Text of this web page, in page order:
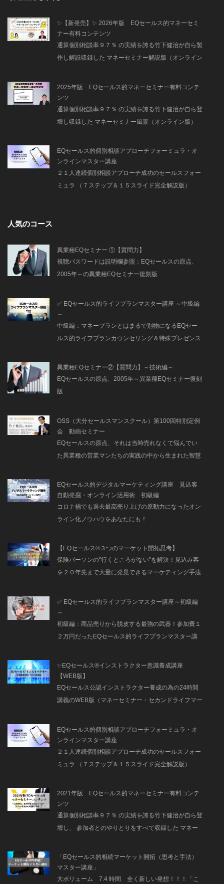
✨【新発売】✨ 2026年版 EQセールス的マネーセミ
ナー有料コンテンツ
通算個別相談率９７％ の実績を誇る竹下健治が自ら製
作し解説収録した マネーセミナー解説版（オンライン
2025年版 EQセールス的マネーセミナー有料コンテ
ンツ
通算個別相談率９７％ の実績を誇る竹下健治が自ら登
壇し収録した マネーセミナー風景（オンライン版）
EQセールス的個別相談アプローチフォーミュラ・オ
ンラインマスター講座
２１人連続個別相談アプローチ成功のセールスフォー
ミュラ （７ステップ＆１５スライド完全解説版）
人気のコース
異業種EQセミナー ①【質問力】
視聴パスワードは説明欄参照：EQセールスの原点、
2005年～の異業種EQセミナー復刻版
✅ EQセールス的ライフプランマスター講座 ～中級編
～
中級編：マネープランとはまるで別物になるEQセー
ルス的ライフプランカウンセリング＆特殊プレゼンス
ンマーケティングを使った自動化の秘密も解説！
異業種EQセミナー②【質問力】～技術編～
EQセールスの原点、2005年～異業種EQセミナー復刻
版
OSS（大分セールスマンスクール）第100回特別定例
会 動画セミナー
EQセールスの原点、それは当時売れなくて悩んでい
た異業種の営業マンたちの実践の中から生まれた智慧
EQセールス的デジタルマーケティング講座 見込客
自動発掘・オンライン活用術 初級編
コロナ禍でも過去最高売り上げの原動力になったオン
ライン化ノウハウをあなたにも！
【EQセールス®３つのマーケット開拓思考】
保険パーソンの”行くところがない”を解決！見込み客
を２０年先まで大量に発見できるマーケティング手法
✅ EQセールス的ライフプランマスター講座～初級編
～
初級編：商品売りから脱皮する最強の武器！参加費１
２万円だったEQセールス的ライフプランマスター講
✨EQセールス®インストラクター意識養成講座
【WEB版】
EQセールス公認インストラクター養成の為の24時間
講義のWEB版（マネーセミナー・セカンドライフマー
EQセールス的個別相談アプローチフォーミュラ・オ
ンラインマスター講座
２１人連続個別相談アプローチ成功のセールスフォー
ミュラ （７ステップ＆１５スライド完全解説版）
2021年版 EQセールス的マネーセミナー有料コンテ
ンツ
通算個別相談率９７％ の実績を誇る竹下健治が自ら登
壇し、 参加者とのやりとりをすべて収録した マネー
「EQセールス的相続マーケット開拓（思考と手法）
マスター講座」
大ボリューム 7.4 時間 全く新しい発想！！！「こ